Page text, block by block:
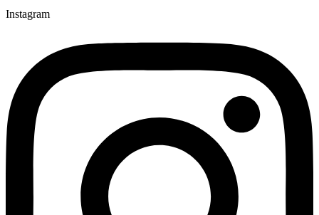
Instagram